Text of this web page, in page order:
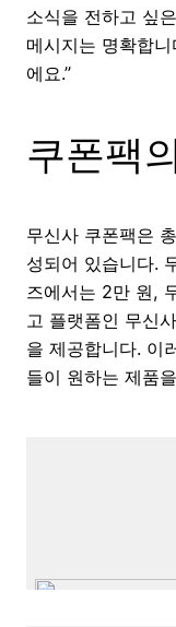
소식을 전하고 싶
메시지는 명확합
에요.”
쿠폰팩
무신사 쿠폰팩은
성되어 있습니다.
즈에서는 2만 원,
고 플랫폼인 무신
을 제공합니다. 이
들이 원하는 제품